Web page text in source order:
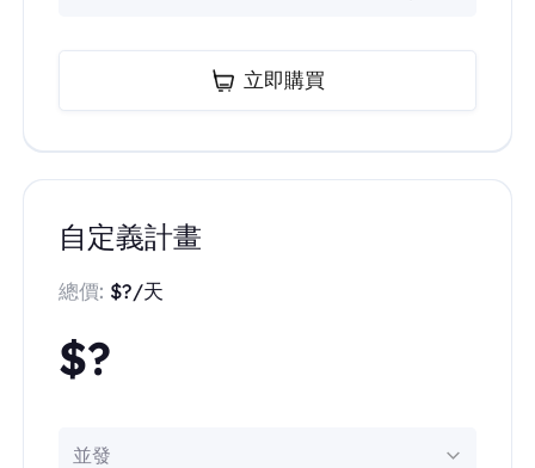
立即購買
自定義計畫
總價: $?/天
$?
並發